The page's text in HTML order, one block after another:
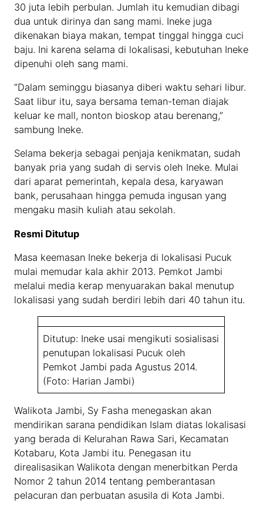
30 juta lebih perbulan. Jumlah itu kemudian dibagi
dua untuk dirinya dan sang mami. Ineke juga
dikenakan biaya makan, tempat tinggal hingga cuci
baju. Ini karena selama di lokalisasi, kebutuhan Ineke
dipenuhi oleh sang mami.
“Dalam seminggu biasanya diberi waktu sehari libur.
Saat libur itu, saya bersama teman-teman diajak
keluar ke mall, nonton bioskop atau berenang,”
sambung Ineke.
Selama bekerja sebagai penjaja kenikmatan, sudah
banyak pria yang sudah di servis oleh Ineke. Mulai
dari aparat pemerintah, kepala desa, karyawan
bank, perusahaan hingga pemuda ingusan yang
mengaku masih kuliah atau sekolah.
Resmi Ditutup
Masa keemasan Ineke bekerja di lokalisasi Pucuk
mulai memudar kala akhir 2013. Pemkot Jambi
melalui media kerap menyuarakan bakal menutup
lokalisasi yang sudah berdiri lebih dari 40 tahun itu.
Ditutup: Ineke usai mengikuti sosialisasi
penutupan lokalisasi Pucuk oleh
Pemkot Jambi pada Agustus 2014.
(Foto: Harian Jambi)
Walikota Jambi, Sy Fasha menegaskan akan
mendirikan sarana pendidikan Islam diatas lokalisasi
yang berada di Kelurahan Rawa Sari, Kecamatan
Kotabaru, Kota Jambi itu. Penegasan itu
direalisasikan Walikota dengan menerbitkan Perda
Nomor 2 tahun 2014 tentang pemberantasan
pelacuran dan perbuatan asusila di Kota Jambi.